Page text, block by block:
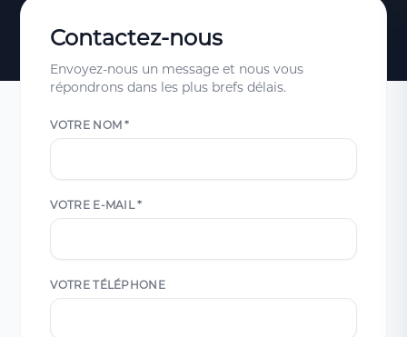
Contactez-nous
Envoyez-nous un message et nous vous
répondrons dans les plus brefs délais.
VOTRE NOM *
VOTRE E-MAIL *
VOTRE TÉLÉPHONE